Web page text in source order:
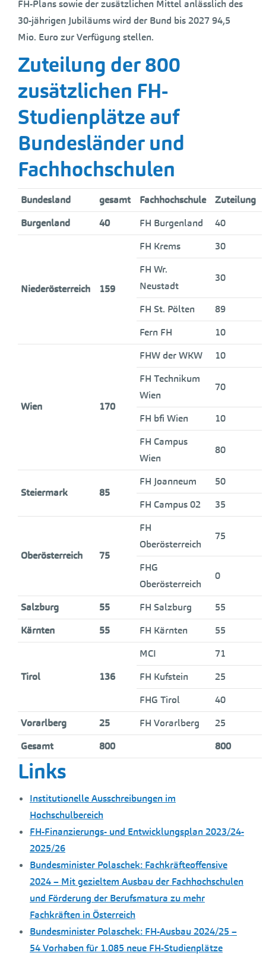
FH-Plans sowie der zusätzlichen Mittel anlässlich des
30-jährigen Jubiläums wird der Bund bis 2027 94,5
Mio. Euro zur Verfügung stellen.
Zuteilung der 800
zusätzlichen FH-
Studienplätze auf
Bundesländer und
Fachhochschulen
Bundesland gesamt Fachhochschule
Zuteilung
Burgenland
40 FH Burgenland 40
Niederösterreich 159
FH Krems
30
FH Wr.
Neustadt
30
FH St. Pölten
89
Fern FH
10
Wien 170
FHW der WKW
10
FH Technikum
Wien
70
FH bfi Wien
10
FH Campus
Wien
80
Steiermark 85
FH Joanneum
50
FH Campus 02
35
Oberösterreich 75
FH
Oberösterreich
75
FHG
Oberösterreich
0
Salzburg 55 FH Salzburg
55
Kärnten
55 FH Kärnten 55
Tirol 136
MCI
71
FH Kufstein
25
FHG Tirol
40
Vorarlberg
25 FH Vorarlberg
25
Gesamt
800 800
Links
Institutionelle Ausschreibungen im
Hochschulbereich
FH-Finanzierungs- und Entwicklungsplan 2023/24-
2025/26
Bundesminister Polaschek: Fachkräfteoffensive
2024 – Mit gezieltem Ausbau der Fachhochschulen
und Förderung der Berufsmatura zu mehr
Fachkräften in Österreich
Bundesminister Polaschek: FH-Ausbau 2024/25 –
54 Vorhaben für 1.085 neue FH-Studienplätze